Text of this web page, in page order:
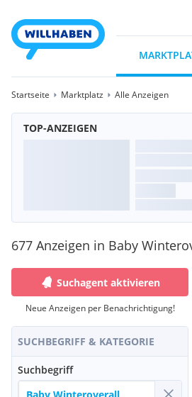
Startseite Marktplatz Alle Anzeigen
TOP-ANZEIGEN
677 Anzeigen in Baby
Suchagent aktivieren
Neue Anzeigen per Benachrichtigung!
SUCHBEGRIFF & KATEGORIE
Suchbegriff